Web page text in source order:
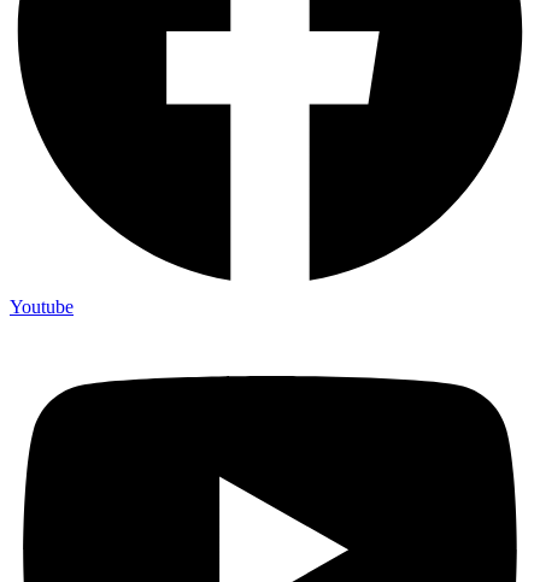
Youtube